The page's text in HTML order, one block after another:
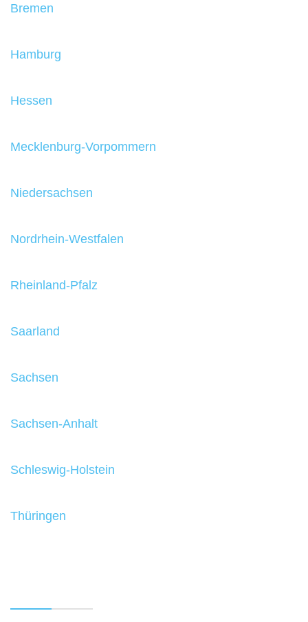
Bremen
Hamburg
Hessen
Mecklenburg-Vorpommern
Niedersachsen
Nordrhein-Westfalen
Rheinland-Pfalz
Saarland
Sachsen
Sachsen-Anhalt
Schleswig-Holstein
Thüringen